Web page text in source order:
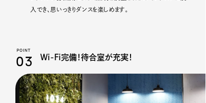
入でき、思いっきりダンスを楽しめます。
POINT
03 Wi-Fi完備！待合室が充実！